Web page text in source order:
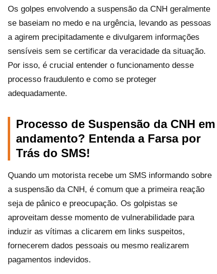
Os golpes envolvendo a suspensão da CNH geralmente
se baseiam no medo e na urgência, levando as pessoas
a agirem precipitadamente e divulgarem informações
sensíveis sem se certificar da veracidade da situação.
Por isso, é crucial entender o funcionamento desse
processo fraudulento e como se proteger
adequadamente.
Processo de Suspensão da CNH em
andamento? Entenda a Farsa por
Trás do SMS!
Quando um motorista recebe um SMS informando sobre
a suspensão da CNH, é comum que a primeira reação
seja de pânico e preocupação. Os golpistas se
aproveitam desse momento de vulnerabilidade para
induzir as vítimas a clicarem em links suspeitos,
fornecerem dados pessoais ou mesmo realizarem
pagamentos indevidos.